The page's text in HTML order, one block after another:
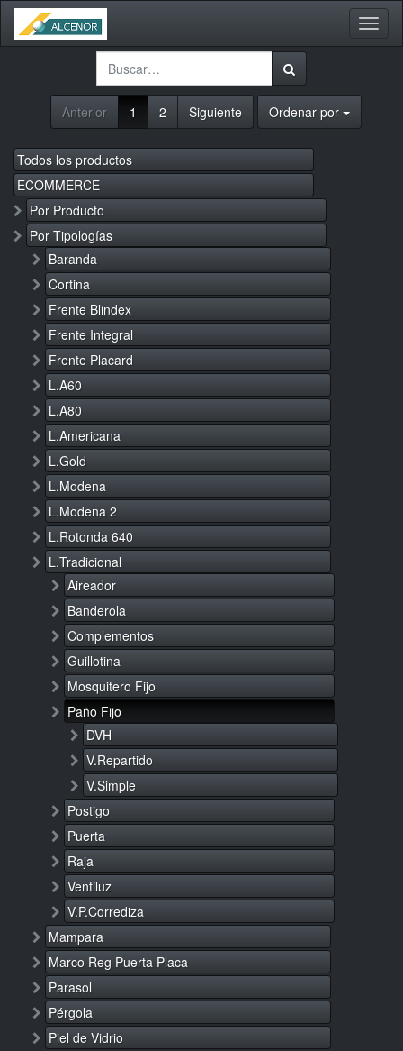
Anterior 1 2 Siguiente Ordenar por
Todos los productos
ECOMMERCE
Por Producto
Por Tipologías
Baranda
Cortina
Frente Blindex
Frente Integral
Frente Placard
L.A60
L.A80
L.Americana
L.Gold
L.Modena
L.Modena 2
L.Rotonda 640
L.Tradicional
Aireador
Banderola
Complementos
Guillotina
Mosquitero Fijo
Paño Fijo
DVH
V.Repartido
V.Simple
Postigo
Puerta
Raja
Ventiluz
V.P.Corrediza
Mampara
Marco Reg Puerta Placa
Parasol
Pérgola
Piel de Vidrio